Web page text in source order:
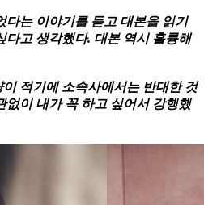
다는 이야기를 듣고 대본을 읽기
다고 생각했다. 대본 역시 훌륭해
적기에 소속사에서는 반대한 것
없이 내가 꼭 하고 싶어서 강행했